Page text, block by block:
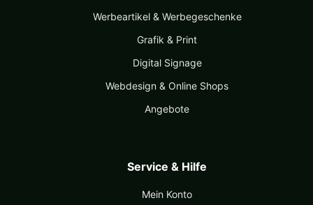
Werbeartikel & Werbegeschenke
Grafik & Print
Digital Signage
Webdesign & Online Shops
Angebote
Service & Hilfe
Mein Konto